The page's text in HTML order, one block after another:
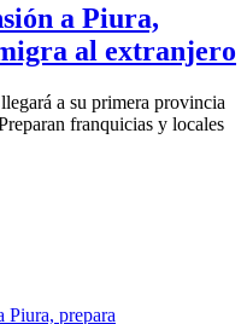
a Piura,
al extranjero
a su primera provincia
franquicias y locales